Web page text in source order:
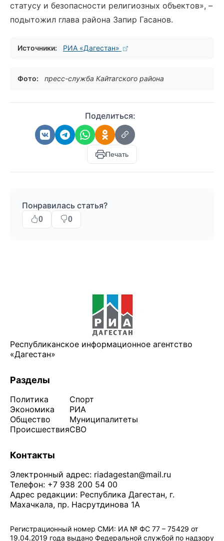
статусу и безопасности религиозных объектов», –
подытожил глава района Запир Гасанов.
Источники: РИА «Дагестан»
Фото: пресс-служба Кайтагского района
Поделиться:
Печать
Понравилась статья?
0 0
Республиканское информационное агентство
«Дагестан»
Разделы
Политика
Экономика
Общество
Происшествия
Спорт
РИА
Муниципалитеты
СВО
Контакты
Электронный адрес: riadagestan@mail.ru
Телефон: +7 938 200 54 00
Адрес редакции: Республика Дагестан, г.
Махачкала, пр. Насрутдинова 1А
Регистрационный номер СМИ: ИА № ФС 77 – 75429 от
19.04.2019 года выдано Федеральной службой по надзору